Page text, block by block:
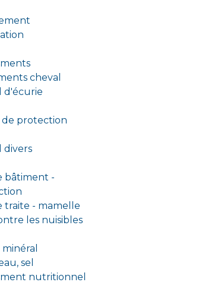
cheval
d'écurie
protection
divers
bâtiment -
traite - mamelle
les nuisibles
sel
nutritionnel